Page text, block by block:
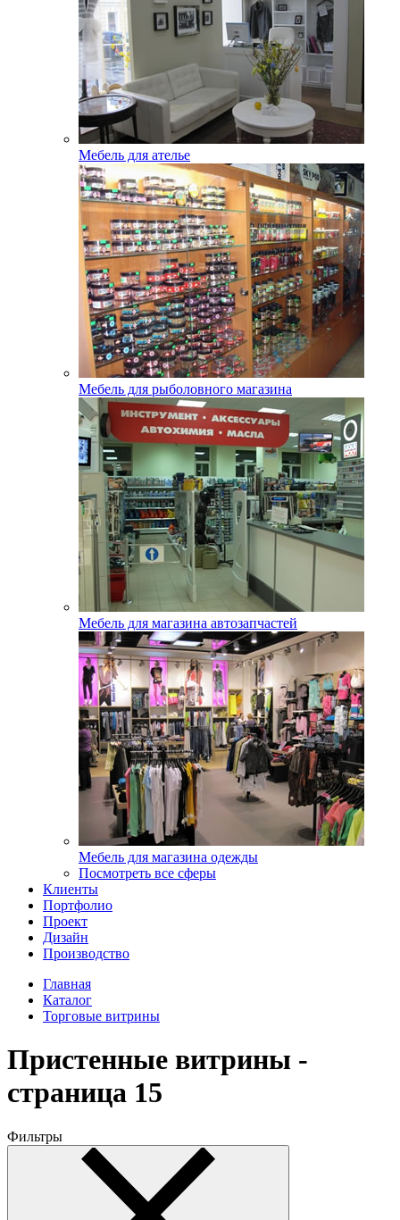
Мебель для ателье
Мебель для рыболовного магазина
Мебель для магазина автозапчастей
Мебель для магазина одежды
Посмотреть все сферы
Клиенты
Портфолио
Проект
Дизайн
Производство
Главная
Каталог
Торговые витрины
Пристенные витрины -
страница 15
Фильтры